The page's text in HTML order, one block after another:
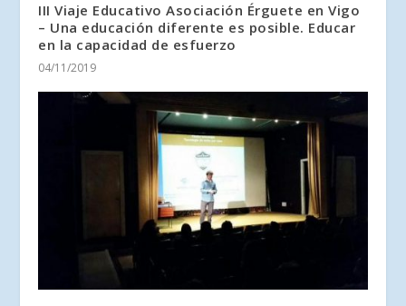
III Viaje Educativo Asociación Érguete en Vigo
– Una educación diferente es posible. Educar
en la capacidad de esfuerzo
04/11/2019